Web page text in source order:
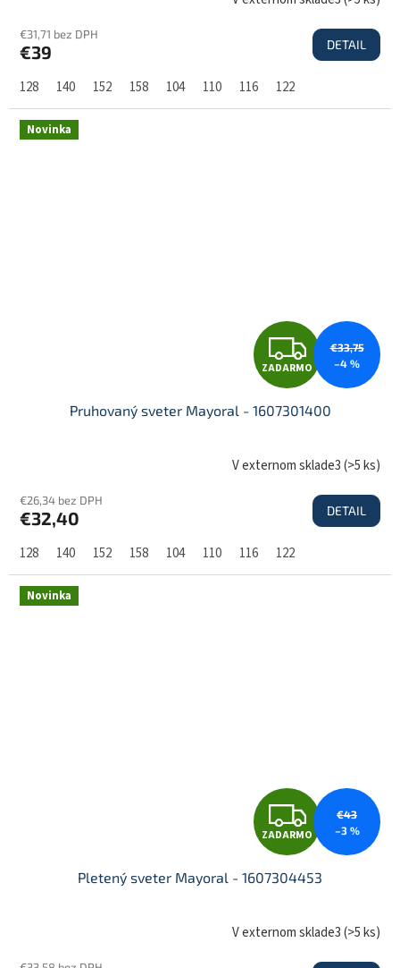
A
R
€31,71 bez DPH
€39 DETAIL
128 140 152 158 104 110 116 122
Novinka
Z
A
D
A
R
ZADARMO
€33,75
–4 %
Pruhovaný sveter Mayoral - 1607301400
V externom sklade3(>5 ks)
€26,34 bez DPH
€32,40 DETAIL
128 140 152 158 104 110 116 122
Novinka
Z
A
D
ZADARMO
€43
–3 %
Pletený sveter Mayoral - 1607304453
V externom sklade3(>5 ks)